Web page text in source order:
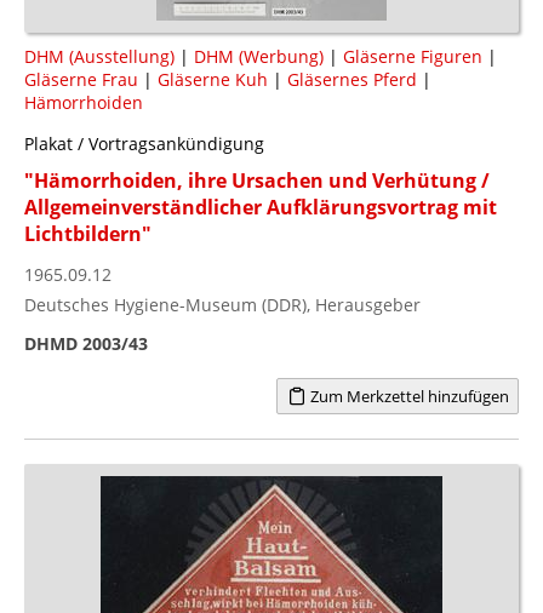
DHM (Ausstellung) | DHM (Werbung) | Gläserne Figuren |
Gläserne Frau | Gläserne Kuh | Gläsernes Pferd |
Hämorrhoiden
Plakat / Vortragsankündigung
"Hämorrhoiden, ihre Ursachen und Verhütung /
Allgemeinverständlicher Aufklärungsvortrag mit
Lichtbildern"
1965.09.12
Deutsches Hygiene-Museum (DDR), Herausgeber
DHMD 2003/43
Zum Merkzettel hinzufügen